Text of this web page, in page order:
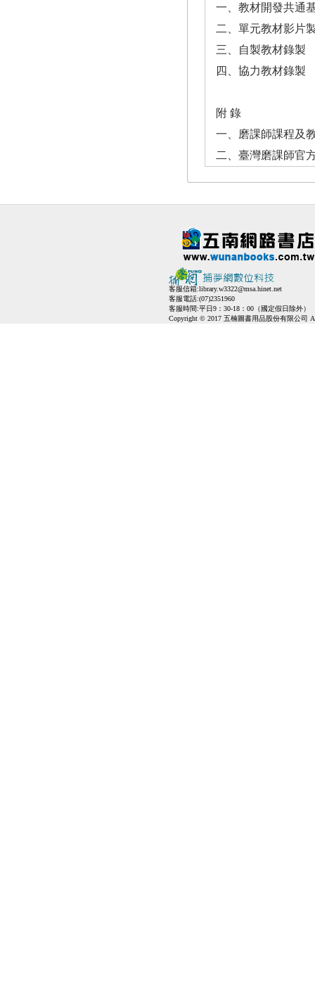
一、教材開發共通
二、單元教材影片
三、自製教材錄製
四、協力教材錄製
附 錄
一、磨課師課程及
二、臺灣磨課師官
客服信箱:library.w3322@msa.hinet.net
客服電話:(07)2351960
客服時間:平日9：30-18：00（國定假日除外）
Copyright © 2017 五楠圖書用品股份有限公司